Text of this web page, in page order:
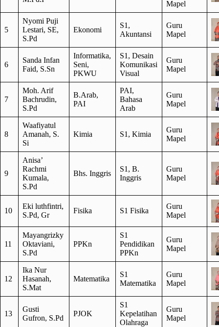
Mapel
5
Nyomi Puji
Lestari, SE,
S.Pd
Ekonomi
S1,
Akuntansi
Guru
Mapel
6
Sanda Infan
Faid, S.Sn
Informatika,
Seni,
PKWU
S1, Desain
Komunikasi
Visual
Guru
Mapel
7
Moh. Arif
Bachrudin,
S.Pd
B.Arab,
PAI
PAI,
Bahasa
Arab
Guru
Mapel
8
Waafiyatul
Amanah, S.
Si
Kimia S1, Kimia
Guru
Mapel
9
Anisa’
Rachmi
Kumala,
S.Pd
Bhs. Inggris
S1, B.
Inggris
Guru
Mapel
10
Eki luthfintri,
S.Pd, Gr
Fisika S1 Fisika
Guru
Mapel
11
Mayangrizky
Oktaviani,
S.Pd
PPKn
S1
Pendidikan
PPKn
Guru
Mapel
12
Ika Nur
Hasanah,
S.Mat
Matematika
S1
Matematika
Guru
Mapel
13
Gusti
Gufron, S.Pd
PJOK
S1
Kepelatihan
Olahraga
Guru
Mapel